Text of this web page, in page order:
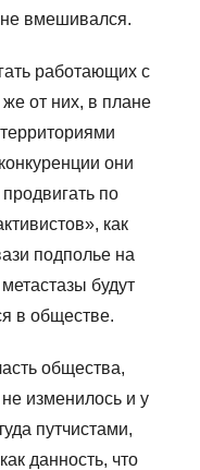
вмешивался.
работающих с
же от них, в плане
они
по
как
подполье на
будут
в обществе.
общества,
изменилось и у
путчистами,
данность, что